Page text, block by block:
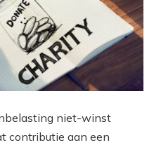
niet-winst
contributie aan een